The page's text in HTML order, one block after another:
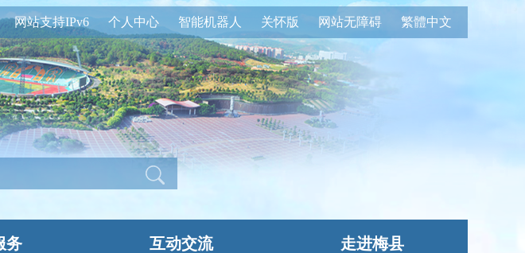
繁體中文
网站无障碍
关怀版
智能机器人
个人中心
网站支持IPv6
务 互动交流 走进梅县